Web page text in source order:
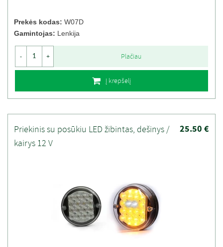
Prekės kodas: W07D
Gamintojas: Lenkija
- + Plačiau
Į krepšelį
25.50 €
Priekinis su posūkiu LED žibintas, dešinys /
kairys 12 V